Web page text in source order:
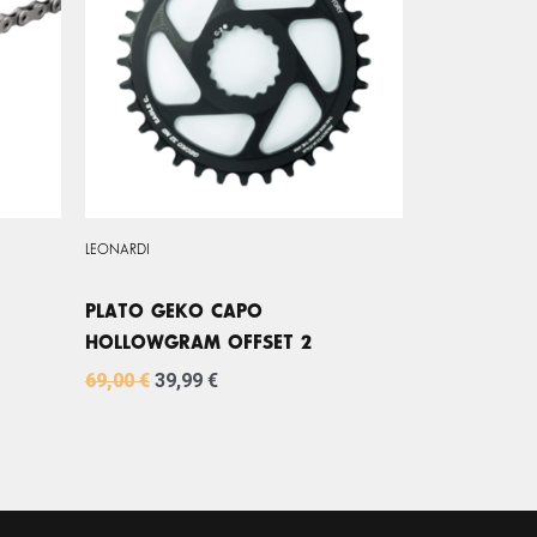
LEONARDI
PLATO GEKO CAPO
HOLLOWGRAM OFFSET 2
69,00€
69,00 €.
39,99 €
39,99 €.